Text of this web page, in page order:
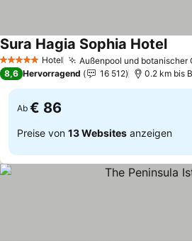
5 Sterne Hotel Außenpool und botanischer
Sura Hagia Sophia Hotel
8,6 Hervorragend 16 512 0.2 km bis
Ab € 86
Preise von 13 Websites anzeigen